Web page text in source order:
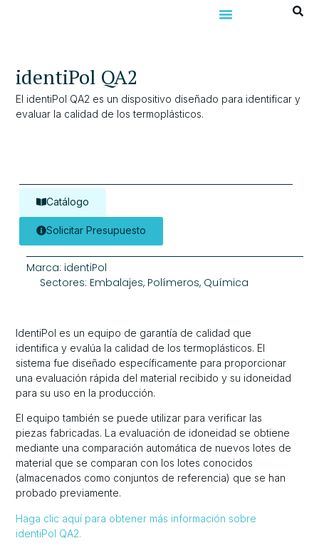
identiPol QA2
El identiPol QA2 es un dispositivo diseñado para identificar y
evaluar la calidad de los termoplásticos.
Catálogo
Solicitar Presupuesto
Marca: identiPol
Sectores: Embalajes, Polímeros, Química
IdentiPol es un equipo de garantía de calidad que
identifica y evalúa la calidad de los termoplásticos. El
sistema fue diseñado específicamente para proporcionar
una evaluación rápida del material recibido y su idoneidad
para su uso en la producción.
El equipo también se puede utilizar para verificar las
piezas fabricadas. La evaluación de idoneidad se obtiene
mediante una comparación automática de nuevos lotes de
material que se comparan con los lotes conocidos
(almacenados como conjuntos de referencia) que se han
probado previamente.
Haga clic aquí para obtener más información sobre
identiPol QA2.